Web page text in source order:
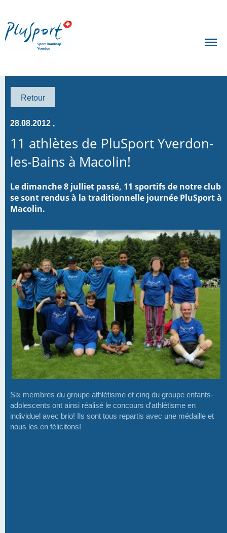
Retour
28.08.2012 ,
11 athlètes de PluSport Yverdon-
les-Bains à Macolin!
Le dimanche 8 julliet passé, 11 sportifs de notre club
se sont rendus à la traditionnelle journée PluSport à
Macolin.
Six membres du groupe athlétisme et cinq du groupe enfants-
adolescents ont ainsi réalisé le concours d'athlétisme en
individuel avec brio! Ils sont tous repartis avec une médaille et
nous les en félicitons!